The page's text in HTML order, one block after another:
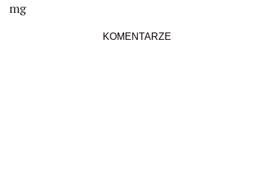
mg
KOMENTARZE